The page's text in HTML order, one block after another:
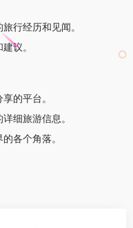
行经历和见闻。
议。
的平台。
细旅游信息。
各个角落。